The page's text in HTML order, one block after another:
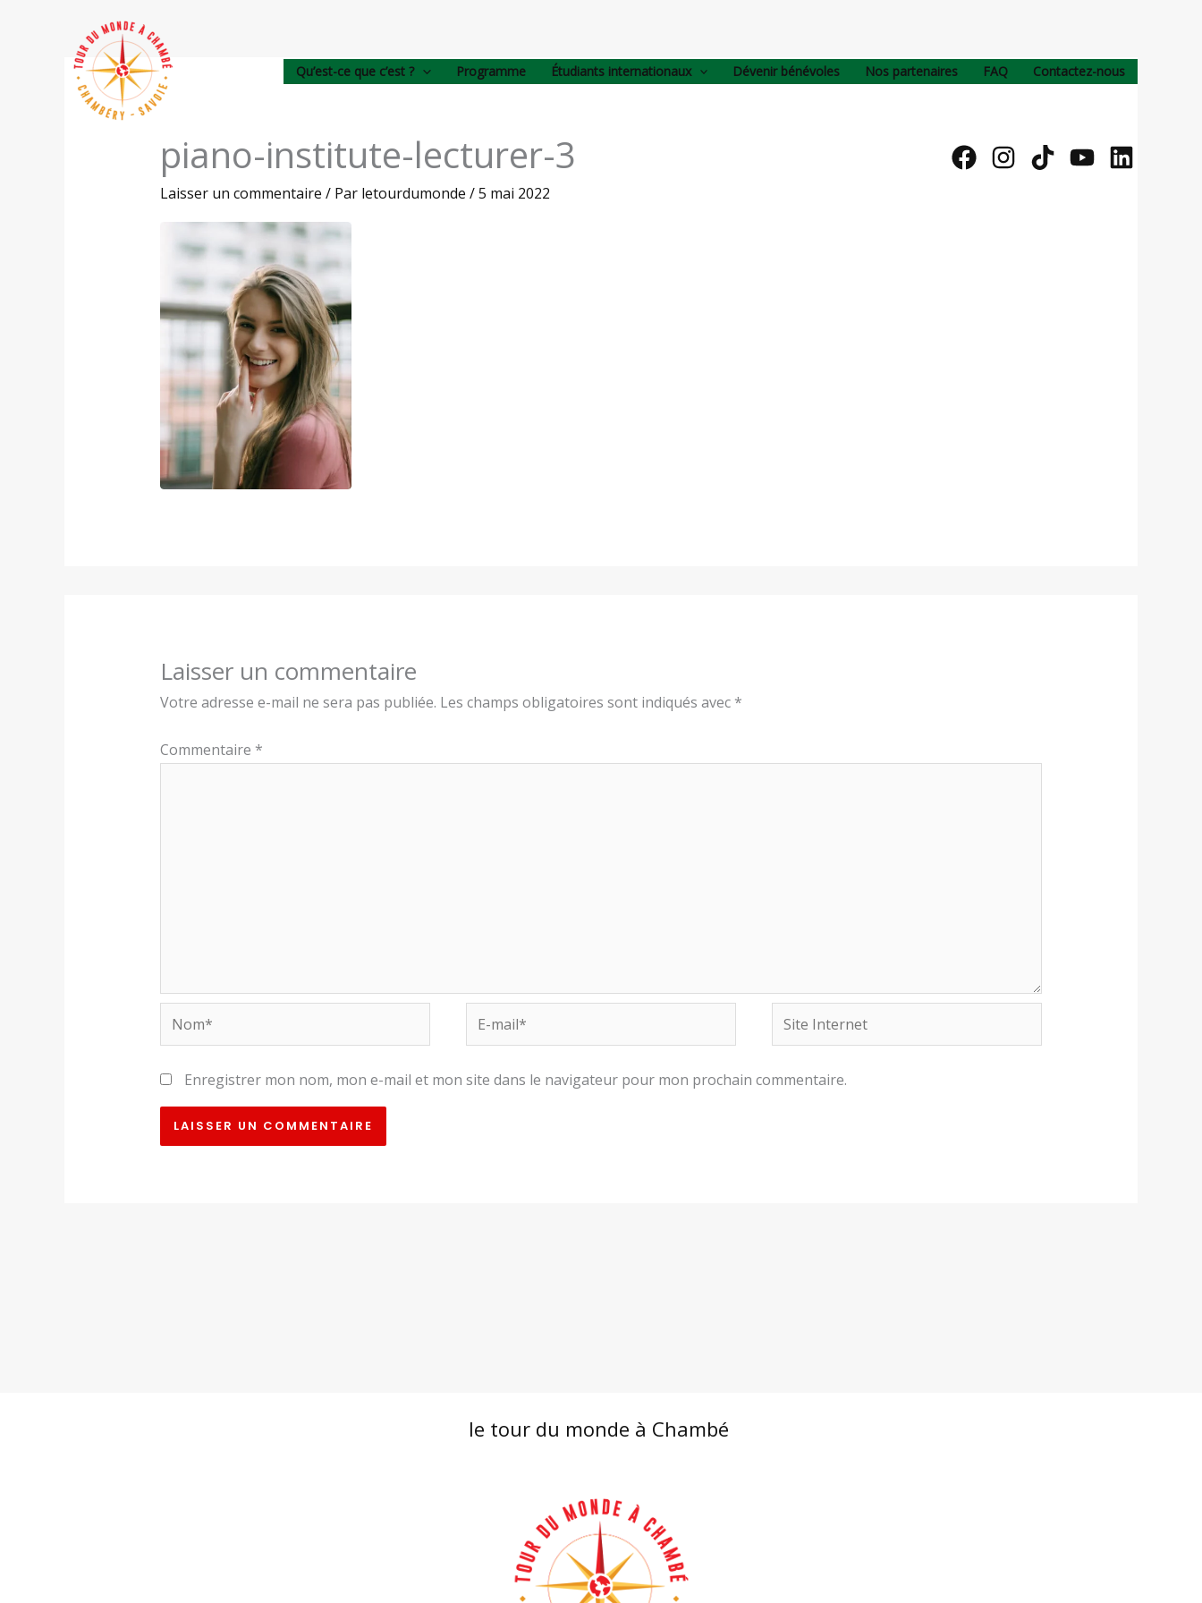
Qu’est-ce que c’est ? Programme Étudiants internationaux Dévenir bénévoles Nos partenaires FAQ Contactez-nous
piano-institute-lecturer-3
Laisser un commentaire / Par letourdumonde /5 mai 2022
Laisser un commentaire
Votre adresse e-mail ne sera pas publiée. Les champs obligatoires sont indiqués avec *
Commentaire *
Nom*
mail*
Site
Internet
Enregistrer mon nom, mon e-mail et mon site dans le navigateur pour mon prochain commentaire.
le tour du monde à Chambé